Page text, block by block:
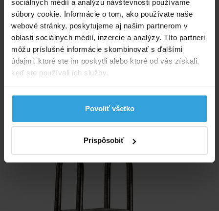
sociálnych médií a analýzu návštevnosti používame
súbory cookie. Informácie o tom, ako používate naše
webové stránky, poskytujeme aj našim partnerom v
oblasti sociálnych médií, inzercie a analýzy. Títo partneri
môžu príslušné informácie skombinovať s ďalšími
údajmi, ktoré ste im poskytli alebo ktoré od vás získali,
keď ste používali ich služby.
Povoliť všetko
Prispôsobiť
Skladom > 10 ks
v utorok u vás
10,83 EUR
do košíka
Alternatívne produkty
Rebrík EEP pre bazény 3+1 stupeň